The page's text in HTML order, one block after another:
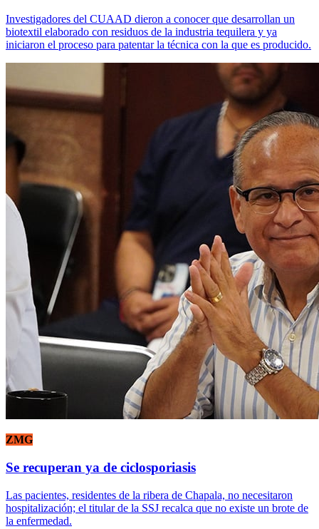
Investigadores del CUAAD dieron a conocer que desarrollan un
biotextil elaborado con residuos de la industria tequilera y ya
iniciaron el proceso para patentar la técnica con la que es producido.
ZMG
Se recuperan ya de ciclosporiasis
Las pacientes, residentes de la ribera de Chapala, no necesitaron
hospitalización; el titular de la SSJ recalca que no existe un brote de
la enfermedad.